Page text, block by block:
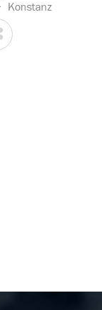
Konstanz